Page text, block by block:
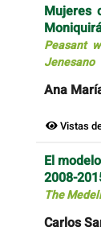
Mujeres
Peasant
Jenesano
Ana
Vistas
El
2008-
The
Carlos